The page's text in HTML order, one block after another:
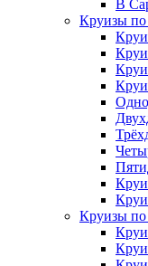
В
Круизы по
Круизы по